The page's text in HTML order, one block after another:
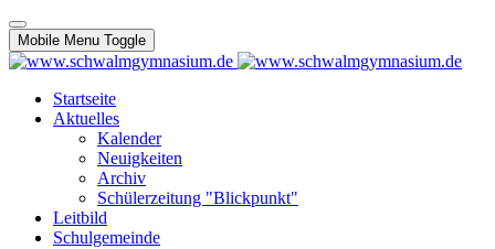
Mobile Menu Toggle
Startseite
Aktuelles
Kalender
Neuigkeiten
Archiv
Schülerzeitung "Blickpunkt"
Leitbild
Schulgemeinde